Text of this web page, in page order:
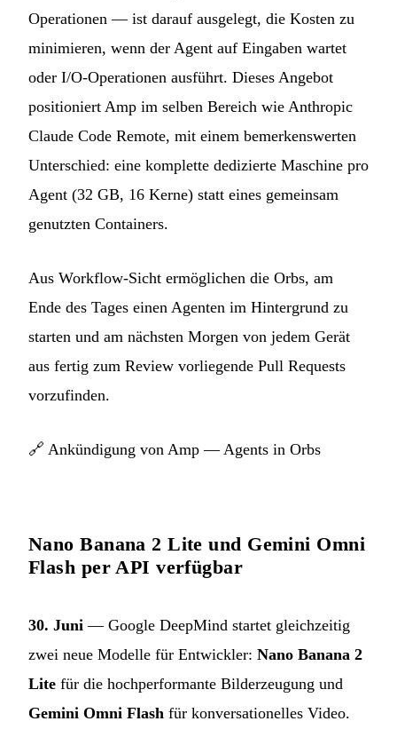
Operationen — ist darauf ausgelegt, die Kosten zu
minimieren, wenn der Agent auf Eingaben wartet
oder I/O-Operationen ausführt. Dieses Angebot
positioniert Amp im selben Bereich wie Anthropic
Claude Code Remote, mit einem bemerkenswerten
Unterschied: eine komplette dedizierte Maschine pro
Agent (32 GB, 16 Kerne) statt eines gemeinsam
genutzten Containers.
Aus Workflow-Sicht ermöglichen die Orbs, am
Ende des Tages einen Agenten im Hintergrund zu
starten und am nächsten Morgen von jedem Gerät
aus fertig zum Review vorliegende Pull Requests
vorzufinden.
🔗 Ankündigung von Amp — Agents in Orbs
Nano Banana 2 Lite und Gemini Omni
Flash per API verfügbar
30. Juni — Google DeepMind startet gleichzeitig
zwei neue Modelle für Entwickler: Nano Banana 2
Lite für die hochperformante Bilderzeugung und
Gemini Omni Flash für konversationelles Video.